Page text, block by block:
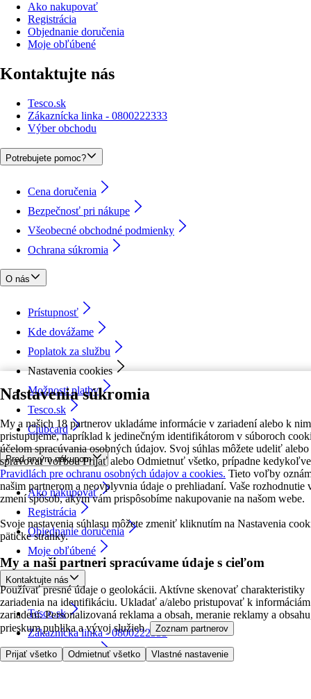
Nastavenia súkromia
My a našich 18 partnerov ukladáme informácie v zariadení alebo k nim
pristupujeme, napríklad k jedinečným identifikátorom v súboroch
účelom spracúvania osobných údajov. Svoj súhlas môžete udeliť alebo
spravovať voľbou Prijať alebo Odmietnuť všetko, prípadne
Pravidlách pre ochranu osobných údajov a cookies. Tieto voľby
našim partnerom a neovplyvnia údaje o prehliadaní. Vaše rozhodnutie
zmení spôsob, akým vám prispôsobíme nakupovanie na našom webe.
Svoje nastavenia súhlasu môžete zmeniť kliknutím na Nastavenia
pätičke stránky.
My a naši partneri spracúvame údaje s cieľom
Používať presné údaje o geolokácii. Aktívne skenovať charakteristiky
zariadenia na identifikáciu. Ukladať a/alebo pristupovať k
zariadení. Personalizovaná reklama a obsah, meranie reklamy a
prieskum publika a vývoj služieb. Zoznam partnerov
Prijať všetko Odmietnuť všetko Vlastné nastavenie
Ako nakupovať
Registrácia
Objednanie doručenia
Moje obľúbené
Kontaktujte nás
Tesco.sk
Zákaznícka linka - 0800222333
Výber obchodu
Potrebujete pomoc?
Cena doručenia
Bezpečnosť pri nákupe
Všeobecné obchodné podmienky
Ochrana súkromia
O nás
Prístupnosť
Kde dovážame
Poplatok za službu
Nastavenia cookies
Možnosti platby
Tesco.sk
Clubcard
Pred prvým nákupom
Ako nakupovať
Registrácia
Objednanie doručenia
Moje obľúbené
Kontaktujte nás
Tesco.sk
Zákaznícka linka - 0800222333
Výber obchodu